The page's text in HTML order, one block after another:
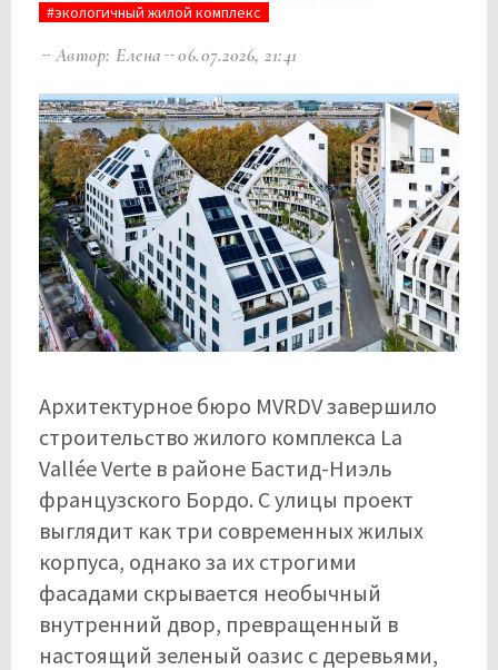
#экологичный жилой комплекс
Автор: Елена 06.07.2026, 21:41
Архитектурное бюро MVRDV завершило
строительство жилого комплекса La
Vallée Verte в районе Бастид-Ниэль
французского Бордо. С улицы проект
выглядит как три современных жилых
корпуса, однако за их строгими
фасадами скрывается необычный
внутренний двор, превращенный в
настоящий зеленый оазис с деревьями,